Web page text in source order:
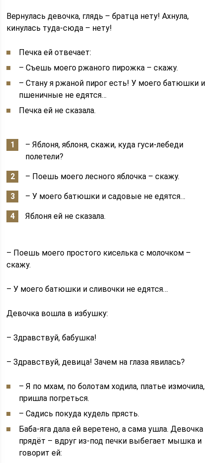
Вернулась девочка, глядь – братца нету! Ахнула,
кинулась туда-сюда – нету!
Печка ей отвечает:
– Съешь моего ржаного пирожка – скажу.
– Стану я ржаной пирог есть! У моего батюшки и
пшеничные не едятся…
Печка ей не сказала.
– Яблоня, яблоня, скажи, куда гуси-лебеди
полетели?
– Поешь моего лесного яблочка – скажу.
– У моего батюшки и садовые не едятся…
Яблоня ей не сказала.
– Поешь моего простого киселька с молочком –
скажу.
– У моего батюшки и сливочки не едятся…
Девочка вошла в избушку:
– Здравствуй, бабушка!
– Здравствуй, девица! Зачем на глаза явилась?
– Я по мхам, по болотам ходила, платье измочила,
пришла погреться.
– Садись покуда кудель прясть.
Баба-яга дала ей веретено, а сама ушла. Девочка
прядёт – вдруг из-под печки выбегает мышка и
говорит ей: